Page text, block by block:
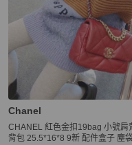
Chanel
CHANEL 紅色金扣19bag 小號肩
背包 25.5*16*8 9新 配件盒子 塵